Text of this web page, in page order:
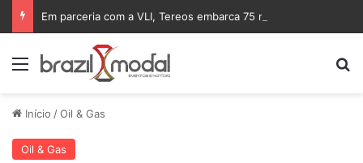
Menu
Início /Oil & Gas
Oil & Gas